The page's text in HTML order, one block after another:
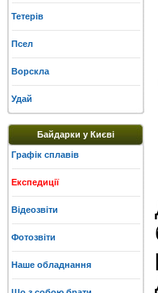
Тетерів
Псел
Ворскла
Удай
Байдарки у Києві
Графік сплавів
Експедиції
Відеозвіти
Фотозвіти
Наше обладнання